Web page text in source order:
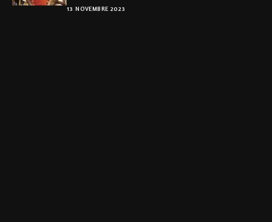
13 NOVEMBRE 2023